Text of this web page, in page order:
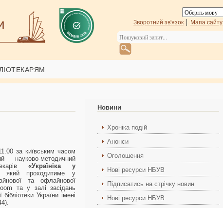
Зворотний зв'язок Мапа сайту
за київським часом
науково-методичний
«Україніка у
який проходитиме у
та офлайнової
та у залі засідань
України імені
Новини
Хроніка подій
Анонси
Оголошення
Нові ресурси НБУВ
Підписатись на стрічку новин
Нові ресурси НБУВ